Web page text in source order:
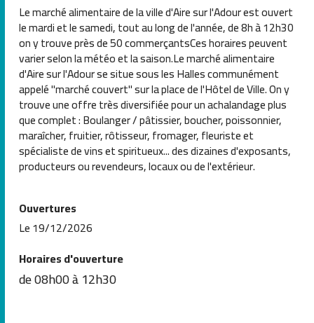
Le marché alimentaire de la ville d'Aire sur l'Adour est ouvert
le mardi et le samedi, tout au long de l'année, de 8h à 12h30
on y trouve près de 50 commerçantsCes horaires peuvent
varier selon la météo et la saison.Le marché alimentaire
d'Aire sur l'Adour se situe sous les Halles communément
appelé "marché couvert" sur la place de l'Hôtel de Ville. On y
trouve une offre très diversifiée pour un achalandage plus
que complet : Boulanger / pâtissier, boucher, poissonnier,
maraîcher, fruitier, rôtisseur, fromager, fleuriste et
spécialiste de vins et spiritueux... des dizaines d'exposants,
producteurs ou revendeurs, locaux ou de l'extérieur.
Ouvertures
Le 19/12/2026
Horaires d'ouverture
de 08h00 à 12h30